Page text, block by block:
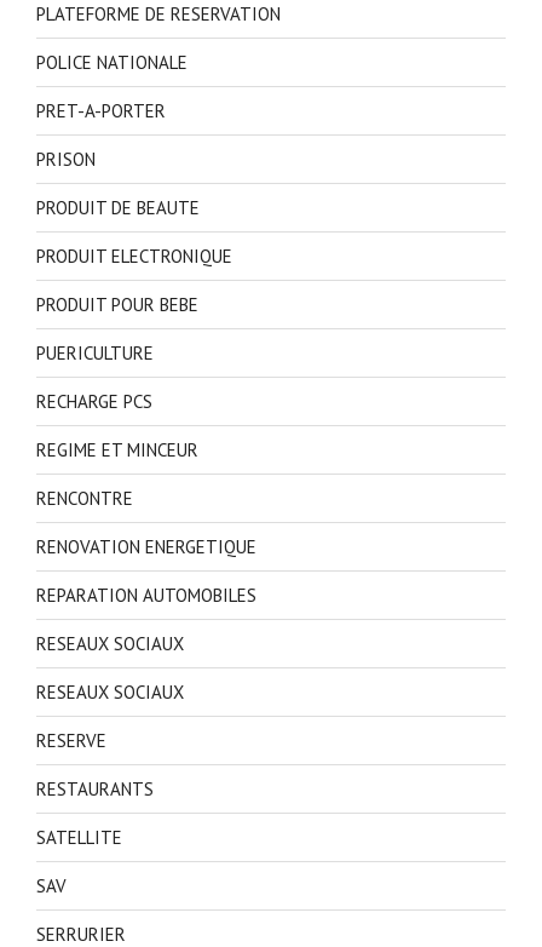
PLATEFORME DE RESERVATION
POLICE NATIONALE
PRET-A-PORTER
PRISON
PRODUIT DE BEAUTE
PRODUIT ELECTRONIQUE
PRODUIT POUR BEBE
PUERICULTURE
RECHARGE PCS
REGIME ET MINCEUR
RENCONTRE
RENOVATION ENERGETIQUE
REPARATION AUTOMOBILES
RESEAUX SOCIAUX
RESEAUX SOCIAUX
RESERVE
RESTAURANTS
SATELLITE
SAV
SERRURIER